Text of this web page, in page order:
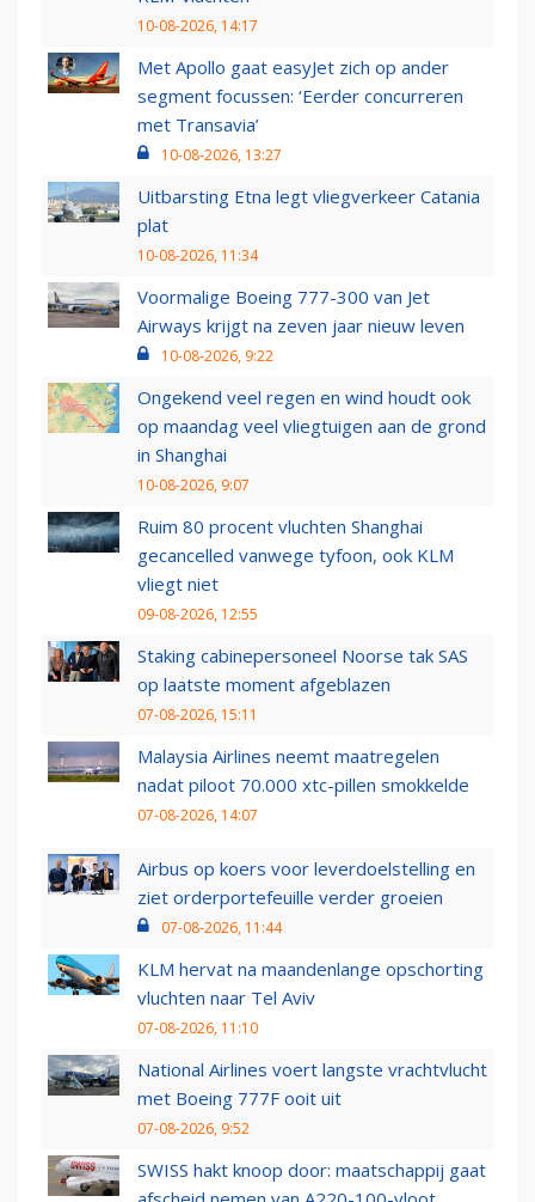
10-08-2026, 14:17
Met Apollo gaat easyJet zich op ander
segment focussen: ‘Eerder concurreren
met Transavia’
10-08-2026, 13:27
Uitbarsting Etna legt vliegverkeer Catania
plat
10-08-2026, 11:34
Voormalige Boeing 777-300 van Jet
Airways krijgt na zeven jaar nieuw leven
10-08-2026, 9:22
Ongekend veel regen en wind houdt ook
op maandag veel vliegtuigen aan de grond
in Shanghai
10-08-2026, 9:07
Ruim 80 procent vluchten Shanghai
gecancelled vanwege tyfoon, ook KLM
vliegt niet
09-08-2026, 12:55
Staking cabinepersoneel Noorse tak SAS
op laatste moment afgeblazen
07-08-2026, 15:11
Malaysia Airlines neemt maatregelen
nadat piloot 70.000 xtc-pillen smokkelde
07-08-2026, 14:07
Airbus op koers voor leverdoelstelling en
ziet orderportefeuille verder groeien
07-08-2026, 11:44
KLM hervat na maandenlange opschorting
vluchten naar Tel Aviv
07-08-2026, 11:10
National Airlines voert langste vrachtvlucht
met Boeing 777F ooit uit
07-08-2026, 9:52
SWISS hakt knoop door: maatschappij gaat